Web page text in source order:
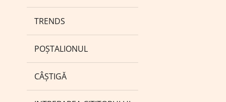
TRENDS
POȘTALIONUL
CÂȘTIGĂ